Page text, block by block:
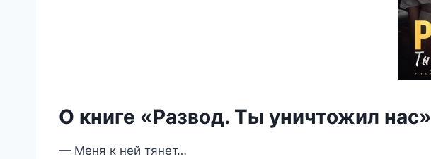
О книге «Развод. Ты уничтожил нас»
— Меня к ней тянет…